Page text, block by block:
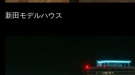
新田モデルハウス